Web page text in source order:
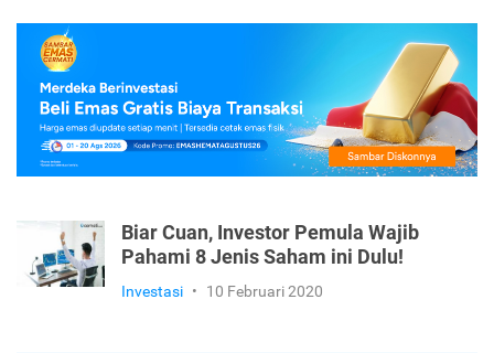
Biar Cuan, Investor Pemula Wajib
Pahami 8 Jenis Saham ini Dulu!
Investasi • 10 Februari 2020